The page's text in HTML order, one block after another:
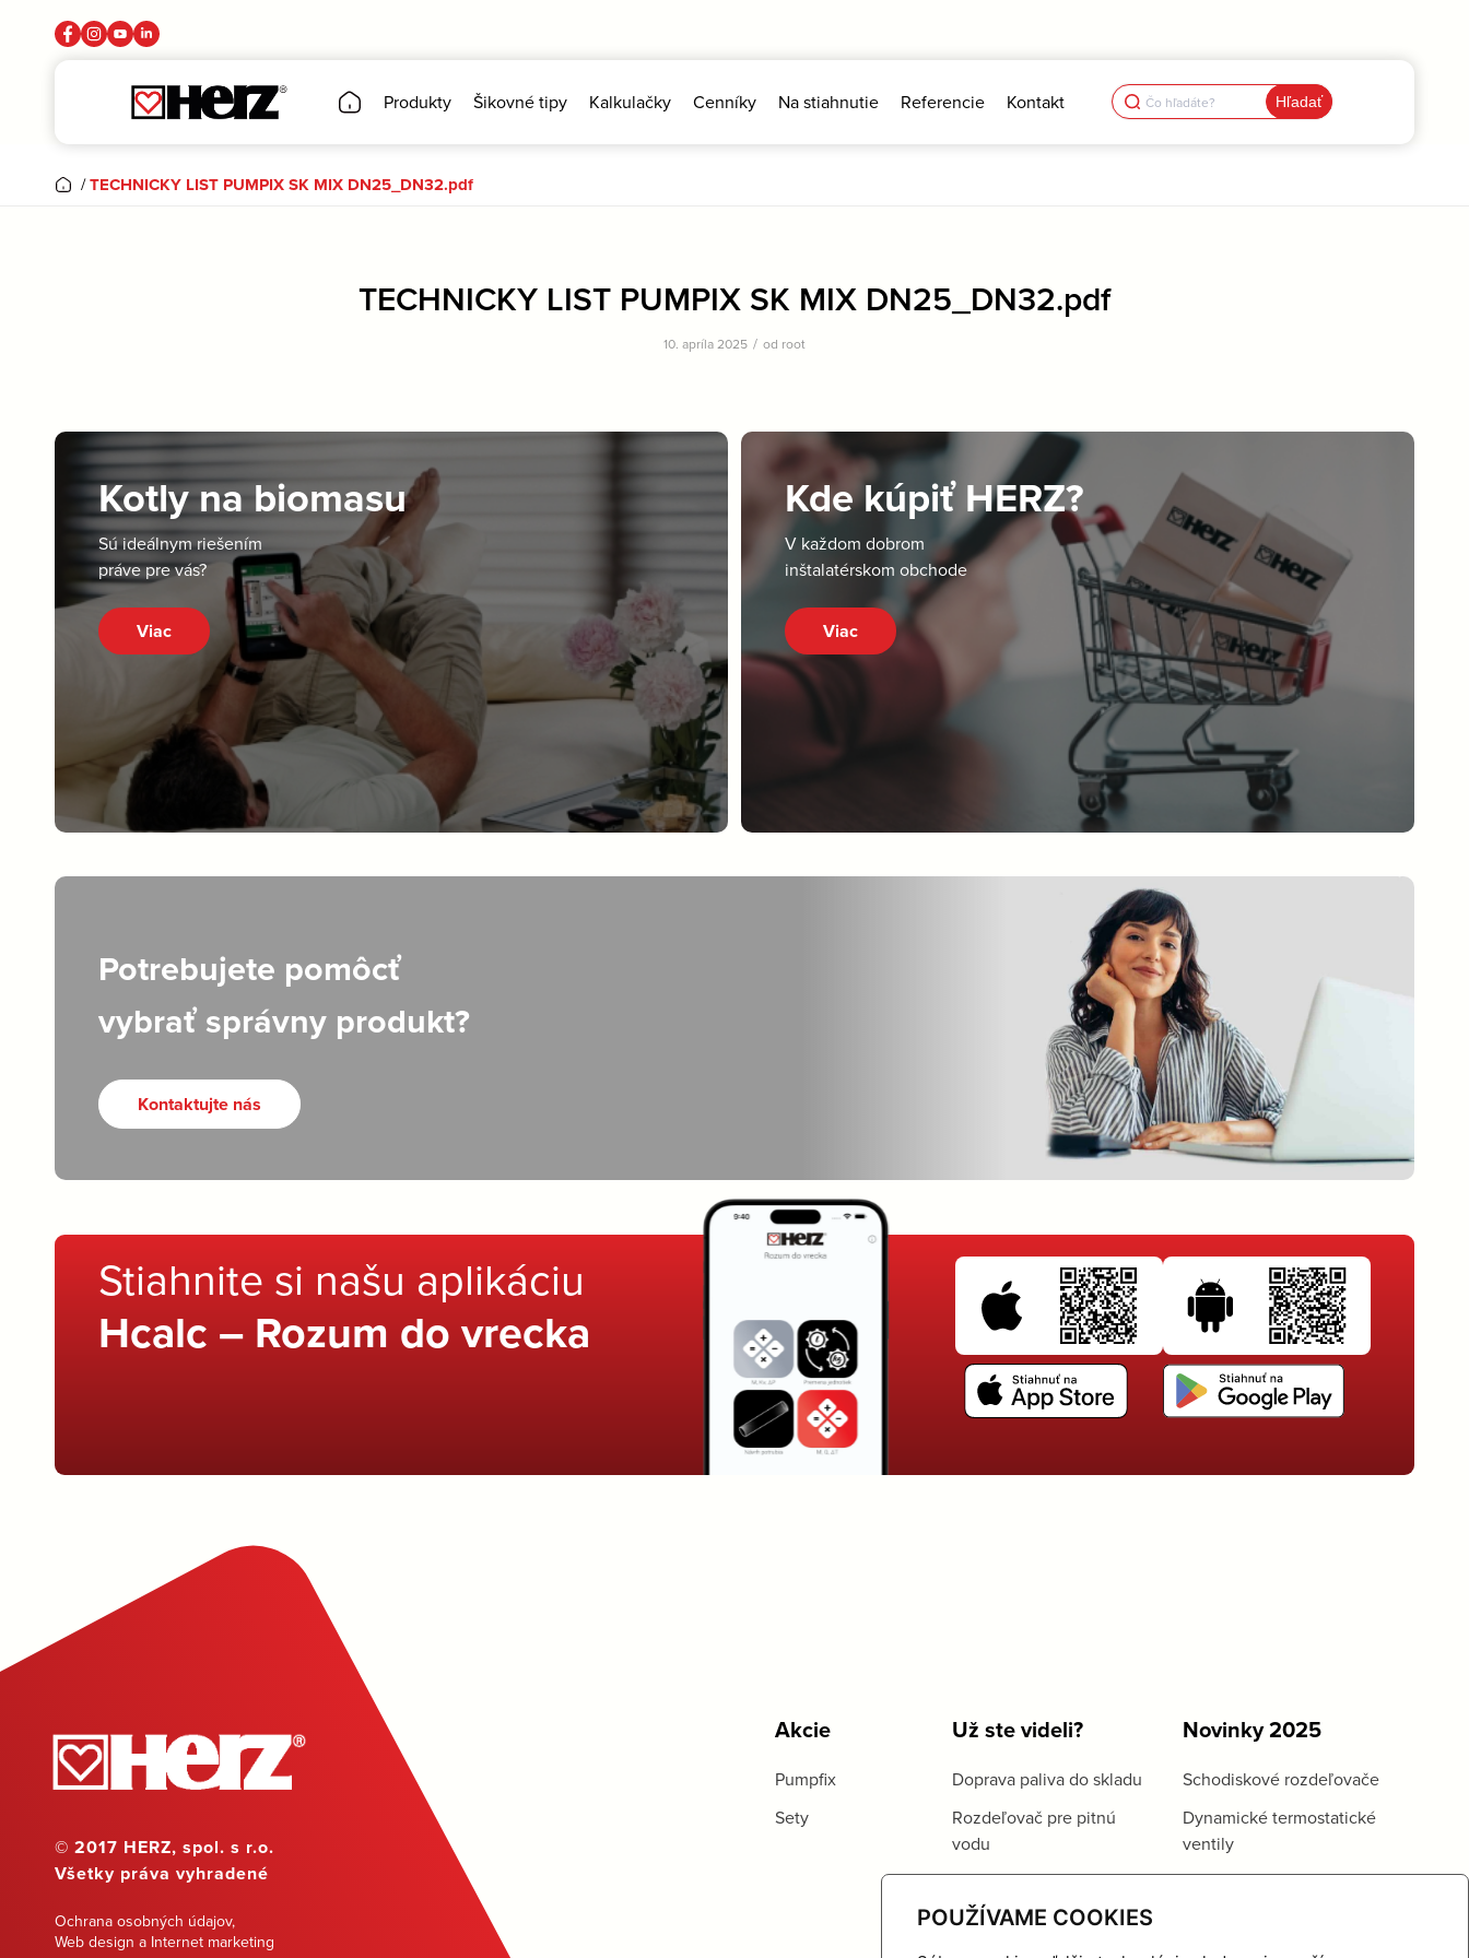
POUŽÍVAME COOKIES
Produkty Šikovné tipy Kalkulačky Cenníky Na stiahnutie Referencie Kontakt Search
for:
/TECHNICKY LIST PUMPIX SK MIX DN25_DN32.pdf
TECHNICKY LIST PUMPIX SK MIX DN25_DN32.pdf
10. apríla 2025 / od root
Kotly na biomasu
Sú ideálnym riešením
práve pre vás?
Viac
Kde kúpiť HERZ?
V každom dobrom
inštalatérskom obchode
Viac
Potrebujete pomôcť
vybrať správny produkt?
Kontaktujte nás
Stiahnite si našu aplikáciu
Hcalc – Rozum do vrecka
© 2017 HERZ, spol. s r.o.
Všetky práva vyhradené
Ochrana osobných údajov,
Web design a Internet marketing
Akcie
Pumpfix
Sety
Už ste videli?
Doprava paliva do skladu
Rozdeľovač pre pitnú
vodu
Novinky 2025
Schodiskové rozdeľovače
Dynamické termostatické
ventily